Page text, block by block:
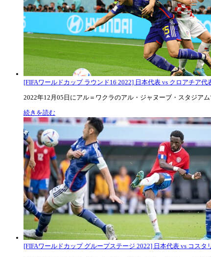
[FIFAワールドカップ ラウンド16 2022] 日本代表 vs クロアチア代
2022年12月05日にアル＝ワクラのアル・ジャヌーブ・スタジア
続きを読む
[FIFAワールドカップ グループステージ 2022] 日本代表 vs コスタ